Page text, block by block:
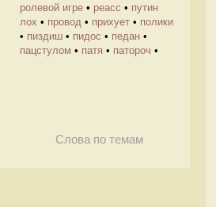
ролевой игре • реасс • путин
лох • провод • прихует • полики
• пиздиш • пидос • педан •
пацстулом • патя • патороч •
Слова по темам